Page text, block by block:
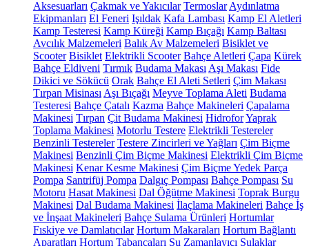
Aksesuarları Çakmak ve Yakıcılar Termoslar Aydınlatma
Ekipmanları El Feneri Işıldak Kafa Lambası Kamp El Aletleri
Kamp Testeresi Kamp Küreği Kamp Bıçağı Kamp Baltası
Avcılık Malzemeleri Balık Av Malzemeleri Bisiklet ve
Scooter Bisiklet Elektrikli Scooter Bahçe Aletleri Çapa Kürek
Bahçe Eldiveni Tırmık Budama Makası Aşı Makası Fide
Dikici ve Sökücü Orak Bahçe El Aleti Setleri Çim Makası
Tırpan Misinası Aşı Bıçağı Meyve Toplama Aleti Budama
Testeresi Bahçe Çatalı Kazma Bahçe Makineleri Çapalama
Makinesi Tırpan Çit Budama Makinesi HidroforYaprak
Toplama Makinesi Motorlu Testere Elektrikli Testereler
Benzinli Testereler Testere Zincirleri ve Yağları Çim Biçme
Makinesi Benzinli Çim Biçme Makinesi Elektrikli Çim Biçme
Makinesi Kenar Kesme Makinesi Çim Biçme Yedek Parça
Pompa Santrifüj Pompa Dalgıç Pompası Bahçe Pompası Su
Motoru Hasat Makinesi Dal Öğütme Makinesi Toprak Burgu
Makinesi Dal Budama Makinesi İlaçlama Makineleri Bahçe İş
ve İnşaat Makineleri Bahçe Sulama Ürünleri Hortumlar
Fıskiye ve Damlatıcılar Hortum Makaraları Hortum Bağlantı
Aparatları Hortum Tabancaları Su Zamanlayıcı Sulaklar